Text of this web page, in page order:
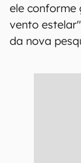
ele conforme
vento
da nova